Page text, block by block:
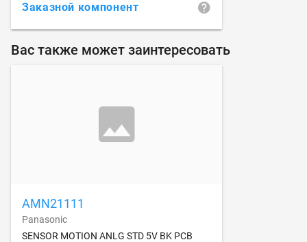
Заказной компонент
Вас также может заинтересовать
AMN21111
Panasonic
SENSOR MOTION ANLG STD 5V BK PCB